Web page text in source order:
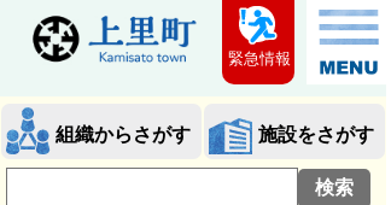
組織からさがす 施設をさがす
緊急情報